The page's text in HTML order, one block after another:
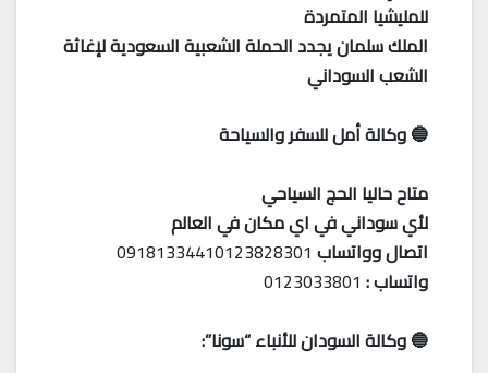
للمليشيا المتمردة
الملك سلمان يجدد الحملة الشعبية السعودية لإغاثة
الشعب السوداني
🔵 وكالة أمل للسفر والسياحة
متاح حاليا الحج السياحي
لأي سوداني في اي مكان في العالم
اتصال وواتساب 09181334410123828301
واتساب : 0123033801
🔵 وكالة السودان للأنباء “سونا”: